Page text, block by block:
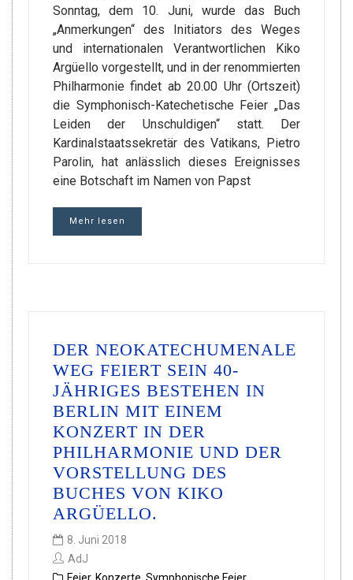
Sonntag, dem 10. Juni, wurde das Buch
„Anmerkungen“ des Initiators des Weges
und internationalen Verantwortlichen Kiko
Argüello vorgestellt, und in der renommierten
Philharmonie findet ab 20.00 Uhr (Ortszeit)
die Symphonisch-Katechetische Feier „Das
Leiden der Unschuldigen“ statt. Der
Kardinalstaatssekretär des Vatikans, Pietro
Parolin, hat anlässlich dieses Ereignisses
eine Botschaft im Namen von Papst
Mehr lesen
DER NEOKATECHUMENALE
WEG FEIERT SEIN 40-
JÄHRIGES BESTEHEN IN
BERLIN MIT EINEM
KONZERT IN DER
PHILHARMONIE UND DER
VORSTELLUNG DES
BUCHES VON KIKO
ARGÜELLO.
8. Juni 2018
AdJ